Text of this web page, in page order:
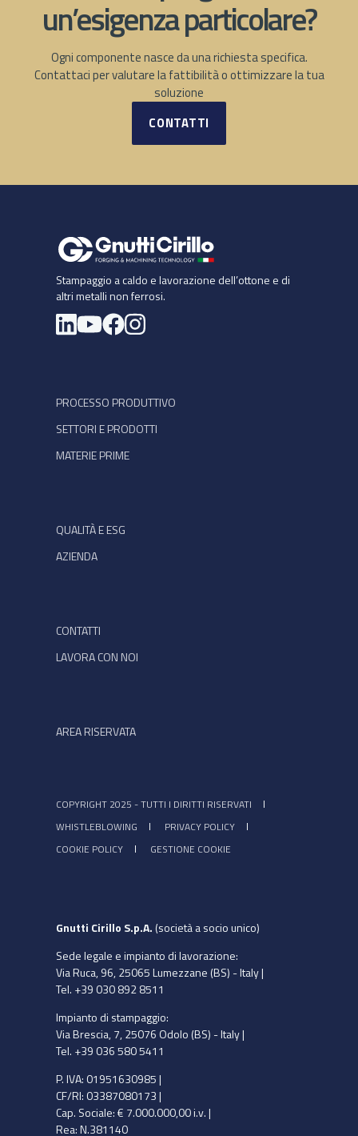
un’esigenza particolare?
Ogni componente nasce da una richiesta specifica.
Contattaci per valutare la fattibilità o ottimizzare la tua
soluzione
CONTATTI
Stampaggio a caldo e lavorazione dell’ottone e di
altri metalli non ferrosi.
Si apre in una nuova scheda
PROCESSO PRODUTTIVO
SETTORI E PRODOTTI
MATERIE PRIME
QUALITÀ E ESG
AZIENDA
CONTATTI
LAVORA CON NOI
AREA RISERVATA
COPYRIGHT 2025 - TUTTI I DIRITTI RISERVATI
WHISTLEBLOWING
PRIVACY POLICY
COOKIE POLICY
GESTIONE COOKIE
Gnutti Cirillo S.p.A. (società a socio unico)
Sede legale e impianto di lavorazione:
Via Ruca, 96, 25065 Lumezzane (BS) - Italy |
Tel. +39 030 892 8511
Impianto di stampaggio:
Via Brescia, 7, 25076 Odolo (BS) - Italy |
Tel. +39 036 580 5411
P. IVA: 01951630985 |
CF/RI: 03387080173 |
Cap. Sociale: € 7.000.000,00 i.v. |
Rea: N.381140